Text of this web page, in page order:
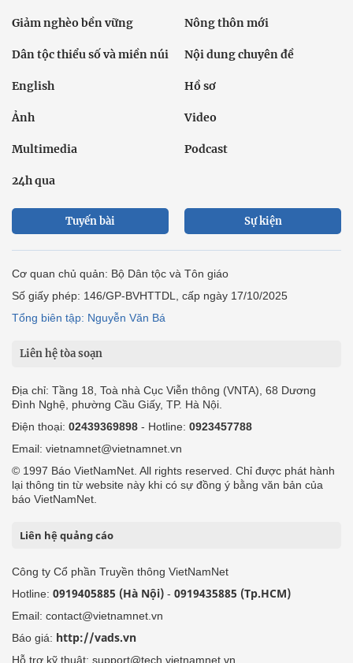
Giảm nghèo bền vững Nông thôn mới
Dân tộc thiểu số và miền núi Nội dung chuyên đề
English Hồ sơ
Ảnh Video
Multimedia Podcast
24h qua
Tuyến bài Sự kiện
Cơ quan chủ quản: Bộ Dân tộc và Tôn giáo
Số giấy phép: 146/GP-BVHTTDL, cấp ngày 17/10/2025
Tổng biên tập: Nguyễn Văn Bá
Liên hệ tòa soạn
Địa chỉ: Tầng 18, Toà nhà Cục Viễn thông (VNTA), 68 Dương
Đình Nghệ, phường Cầu Giấy, TP. Hà Nội.
Điện thoại: 02439369898 - Hotline: 0923457788
Email: vietnamnet@vietnamnet.vn
© 1997 Báo VietNamNet. All rights reserved. Chỉ được phát hành
lại thông tin từ website này khi có sự đồng ý bằng văn bản của
báo VietNamNet.
Liên hệ quảng cáo
Công ty Cổ phần Truyền thông VietNamNet
Hotline: 0919405885 (Hà Nội) - 0919435885 (Tp.HCM)
Email: contact@vietnamnet.vn
Báo giá: http://vads.vn
Hỗ trợ kỹ thuật: support@tech.vietnamnet.vn